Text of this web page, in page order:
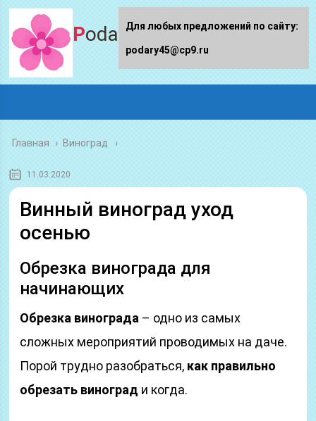
Podary45.ru
Главная › Виноград
11.03.2020
Винный виноград уход
осенью
Обрезка винограда для
начинающих
Обрезка винограда – одно из самых
сложных мероприятий проводимых на даче.
Порой трудно разобраться, как правильно
обрезать виноград и когда.
Для любых предложений по сайту:
podary45@cp9.ru